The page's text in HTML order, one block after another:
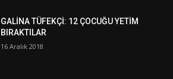
GALİNA TÜFEKÇİ: 12 ÇOCUĞU YETİM
BIRAKTILAR
16 Aralık 2018